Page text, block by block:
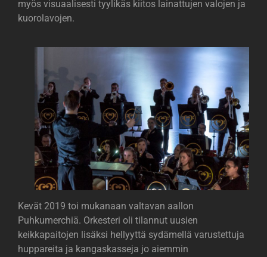
myös visuaalisesti tyylikäs kiitos lainattujen valojen ja
kuorolavojen.
Kevät 2019 toi mukanaan valtavan aallon
Puhkumerchiä. Orkesteri oli tilannut uusien
keikkapaitojen lisäksi hellyyttä sydämellä varustettuja
huppareita ja kangaskasseja jo aiemmin